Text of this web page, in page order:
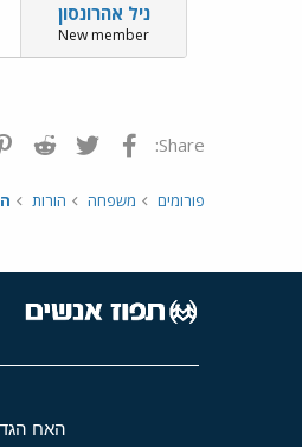
ניל אהרונסון
New member
Share: פייסבוק Twitter
פורומים משפחה הורות
האח